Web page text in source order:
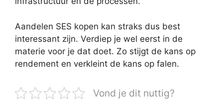
Aandelen SES kopen kan straks dus best
interessant zijn. Verdiep je wel eerst in de
materie voor je dat doet. Zo stijgt de kans op
rendement en verkleint de kans op falen.
Vond je dit nuttig?